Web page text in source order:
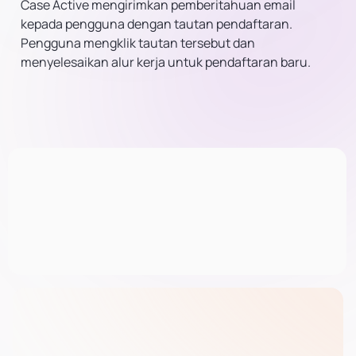
Case Active mengirimkan pemberitahuan email
kepada pengguna dengan tautan pendaftaran.
Pengguna mengklik tautan tersebut dan
menyelesaikan alur kerja untuk pendaftaran baru.